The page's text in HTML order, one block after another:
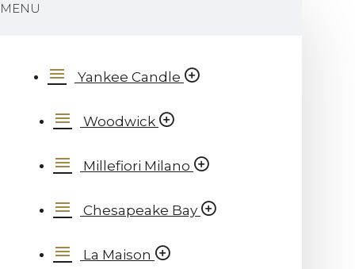
MENU
Yankee Candle
Woodwick
Millefiori Milano
Chesapeake Bay
La Maison